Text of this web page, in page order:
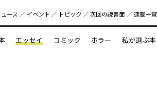
好日
ース イベント トピック 次回の読書⾯ 連載一覧
エッセイ コミック ホラー 私が選ぶ本